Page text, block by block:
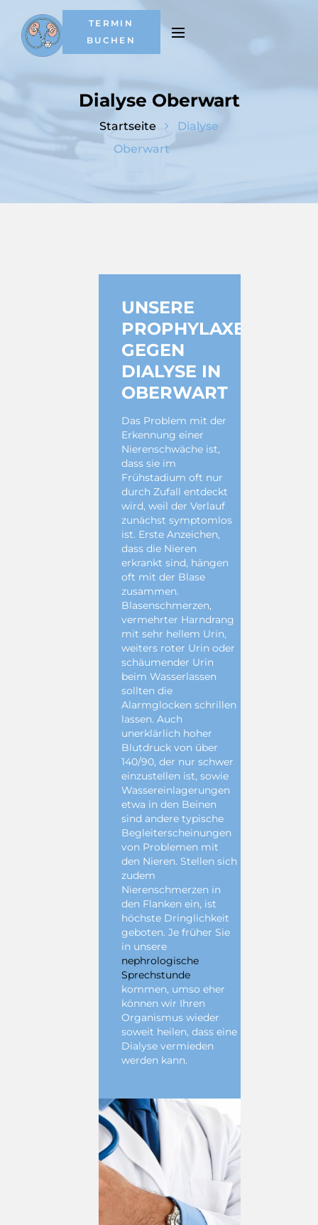
TERMIN
BUCHEN
Dialyse Oberwart
Dialyse
Oberwart
UNSERE
PROPHYLAXE
GEGEN
DIALYSE IN
OBERWART
Das Problem mit der
Erkennung einer
Nierenschwäche ist,
dass sie im
Frühstadium oft nur
durch Zufall entdeckt
wird, weil der Verlauf
zunächst symptomlos
ist. Erste Anzeichen,
dass die Nieren
erkrankt sind, hängen
oft mit der Blase
zusammen.
Blasenschmerzen,
vermehrter Harndrang
mit sehr hellem Urin,
weiters roter Urin oder
schäumender Urin
beim Wasserlassen
sollten die
Alarmglocken schrillen
lassen. Auch
unerklärlich hoher
Blutdruck von über
140/90, der nur schwer
einzustellen ist, sowie
Wassereinlagerungen
etwa in den Beinen
sind andere typische
Begleiterscheinungen
von Problemen mit
den Nieren. Stellen sich
zudem
Nierenschmerzen in
den Flanken ein, ist
höchste Dringlichkeit
geboten. Je früher Sie
in unsere
nephrologische
Sprechstunde
kommen, umso eher
können wir Ihren
Organismus wieder
soweit heilen, dass eine
Dialyse vermieden
werden kann.